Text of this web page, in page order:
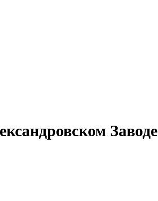
Заводе